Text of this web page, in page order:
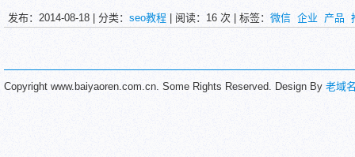
5、网站宣传有“三全”。一是全方位，二是
个电视台、出版社、广播站。
第二种是在你的个性签名上，放上吸引力
人摇一摇的时候会看见。这种方式适合在
纸质推广媒介上，把二维码推出去，吸引
发布：2014-08-18 | 分类： seo教程 | 阅读： 16 次 | 标签： 微信 企业 产品
Copyright www.baiyaoren.com.cn. Some Rights Reserved. Design By 老域